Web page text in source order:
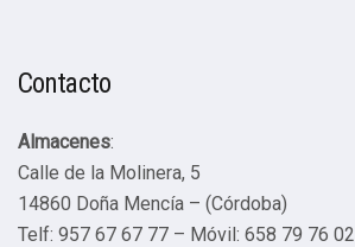
Contacto
Almacenes:
Calle de la Molinera, 5
14860 Doña Mencía – (Córdoba)
Telf: 957 67 67 77 – Móvil: 658 79 76 02